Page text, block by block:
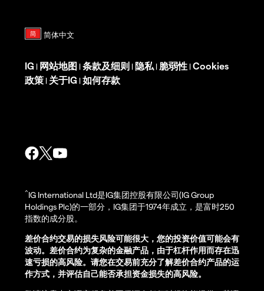
IG | 网站地图 | 条款及细则 | 隐私 | 脆弱性 | Cookies
政策 | 关于IG | 如何存款
^IG International Ltd是IG集团控股有限公司(IG Group
Holdings Plc)的一部分，IG集团于1974年成立，是富时250
指数的成分股。
差价合约交易的损失风险可能很大，您的投资价值可能会有
波动。差价合约为复杂的金融产品，由于杠杆作用而存在迅
速亏损的高风险。请您在交易前充分了解差价合约产品的运
作方式，并评估自己能否承担资金损失的高风险。